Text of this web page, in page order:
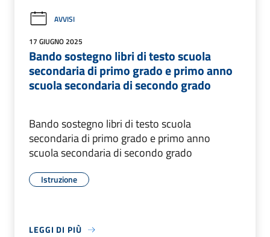
AVVISI
17 GIUGNO 2025
Bando sostegno libri di testo scuola
secondaria di primo grado e primo anno
scuola secondaria di secondo grado
Bando sostegno libri di testo scuola
secondaria di primo grado e primo anno
scuola secondaria di secondo grado
Istruzione
LEGGI DI PIÙ